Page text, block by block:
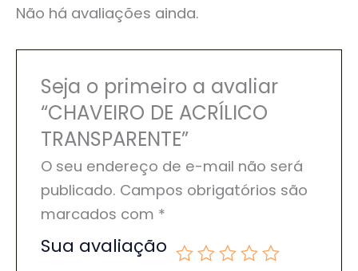
Não há avaliações ainda.
Seja o primeiro a avaliar
“CHAVEIRO DE ACRÍLICO
TRANSPARENTE”
O seu endereço de e-mail não será
publicado. Campos obrigatórios são
marcados com *
Sua avaliação